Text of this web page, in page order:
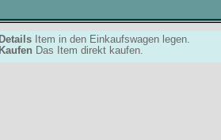
Details Item in den Einkaufswagen legen.
Kaufen Das Item direkt kaufen.